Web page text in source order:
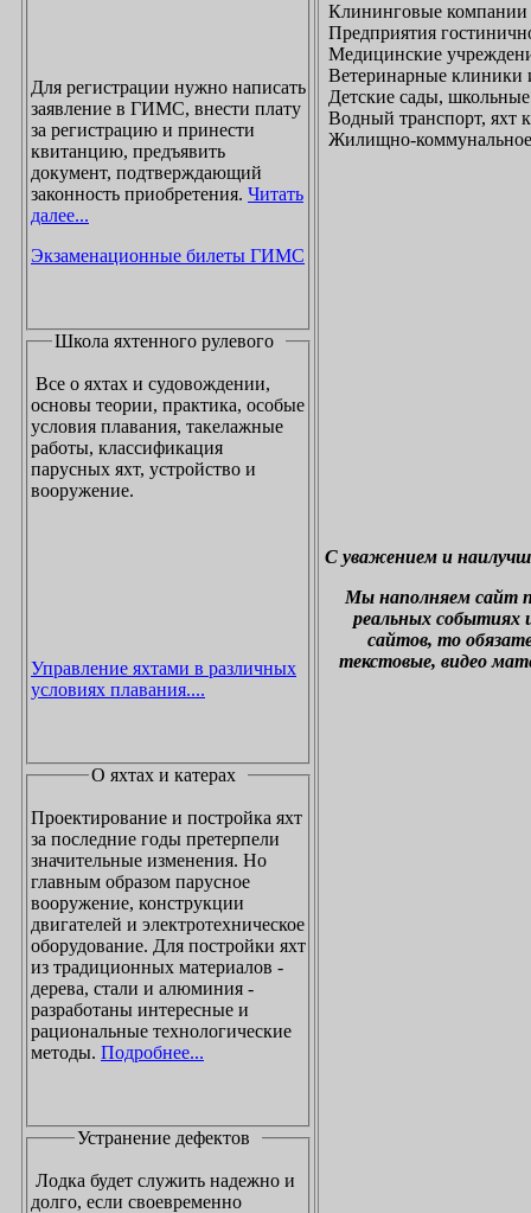
Для регистрации нужно написать
заявление в ГИМС, внести плату
за регистрацию и принести
квитанцию, предъявить
документ, подтверждающий
законность приобретения. Читать
далее...
Экзаменационные билеты ГИМС
Школа яхтенного рулевого
Все о яхтах и судовождении,
основы теории, практика, особые
условия плавания, такелажные
работы, классификация
парусных яхт, устройство и
вооружение.
Управление яхтами в различных
условиях плавания....
О яхтах и катерах
Проектирование и постройка яхт
за последние годы претерпели
значительные изменения. Но
главным образом парусное
вооружение, конструкции
двигателей и электротехническое
оборудование. Для постройки яхт
из традиционных материалов -
дерева, стали и алюминия -
разработаны интересные и
рациональные технологические
методы. Подробнее...
Устранение дефектов
Лодка будет служить надежно и
долго, если своевременно
Клининговые компании
Предприятия
Медицинские
Ветеринарные клиники
Детские сады,
Водный транспорт,
Жилищно-коммунальное
С уважением и
Мы наполняем сайт
реальных событиях
сайтов, то
текстовые, видео